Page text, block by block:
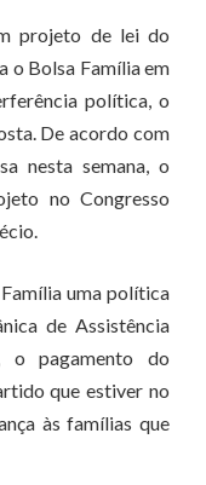
projeto de lei do
o Bolsa Família em
política, o
De acordo com
nesta semana, o
no Congresso
uma política
de Assistência
o pagamento do
que estiver no
às famílias que